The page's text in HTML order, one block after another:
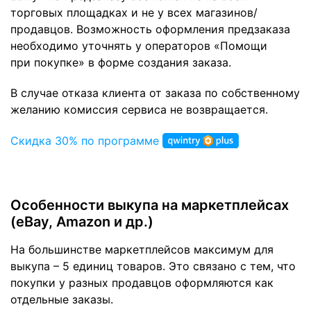
торговых площадках и не у всех магазинов/
продавцов. Возможность оформления предзаказа
необходимо уточнять у операторов «Помощи
при покупке» в форме создания заказа.
В случае отказа клиента от заказа по собственному
желанию комиссия сервиса не возвращается.
Скидка 30% по программе
Особенности выкупа на маркетплейсах
(eBay, Amazon и др.)
На большинстве маркетплейсов максимум для
выкупа – 5 единиц товаров. Это связано с тем, что
покупки у разных продавцов оформляются как
отдельные заказы.